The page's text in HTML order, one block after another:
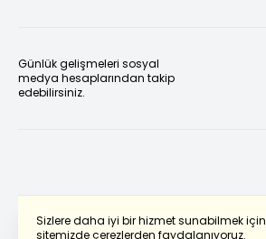
Sizlere daha iyi bir hizmet sunabilmek için
sitemizde çerezlerden faydalanıyoruz.
Günlük gelişmeleri sosyal
medya hesaplarından takip
edebilirsiniz.